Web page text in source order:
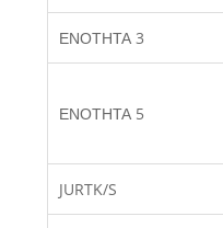
ΕΝΟΤΗΤΑ 3
ΕΝΟΤΗΤΑ 5
JURTK/S